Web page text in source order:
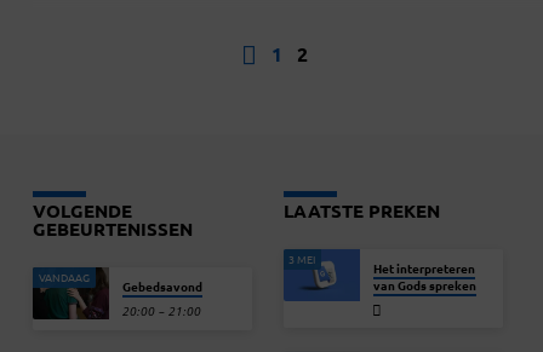
1 2
VOLGENDE
GEBEURTENISSEN
VANDAAG Gebedsavond
20:00 – 21:00
LAATSTE PREKEN
3 MEI
Het interpreteren
van Gods spreken